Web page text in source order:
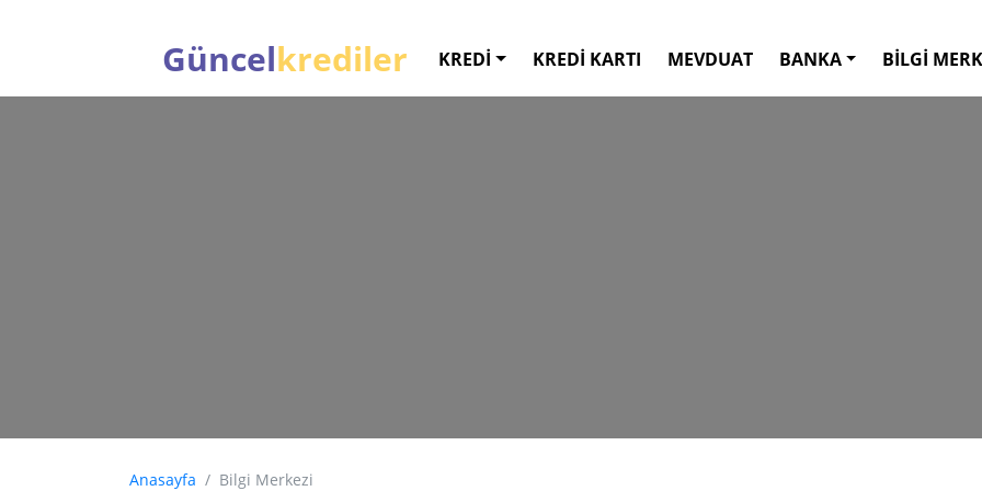
Güncelkrediler KREDİ KREDİ KARTI MEVDUAT BANKA BİLGİ
Anasayfa Bilgi Merkezi